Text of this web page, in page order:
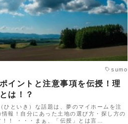
sumo
イントと注意事項を伝授！理
は！？
といき）な話題は、夢のマイホームを注
報！自分にあった土地の選び方・探し方の
！ ・・・まぁ、「伝授」とは言…